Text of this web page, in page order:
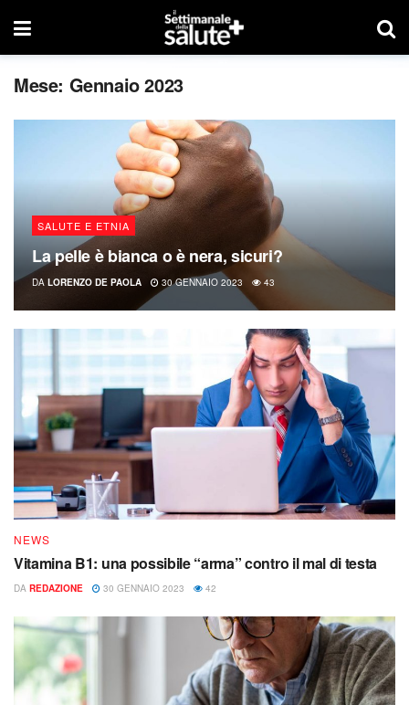
Mese: Gennaio 2023
SALUTE E ETNIA
La pelle è bianca o è nera, sicuri?
DA LORENZO DE PAOLA 30 GENNAIO 2023 43
NEWS
Vitamina B1: una possibile “arma” contro il mal di testa
DA REDAZIONE 30 GENNAIO 2023 42